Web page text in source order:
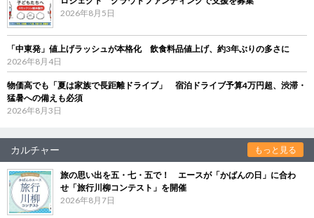
2026年8月5日
「中東発」値上げラッシュが本格化 飲食料品値上げ、約3年ぶりの多さに
2026年8月4日
物価高でも「夏は家族で長距離ドライブ」 宿泊ドライブ予算4万円超、渋滞・
猛暑への備えも必須
2026年8月3日
カルチャー もっと見る
旅の思い出を五・七・五で！ エースが「かばんの日」に合わ
せ「旅行川柳コンテスト」を開催
2026年8月7日